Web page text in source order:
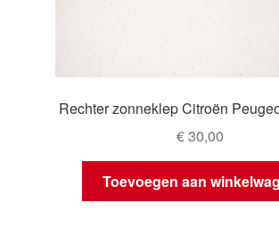
Rechter zonneklep Citroën
€30,00
Toevoegen aan